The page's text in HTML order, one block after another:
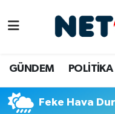
GÜNDEM POLİTİKA
Feke Hava
DÜNYA
Namaz Vakitleri